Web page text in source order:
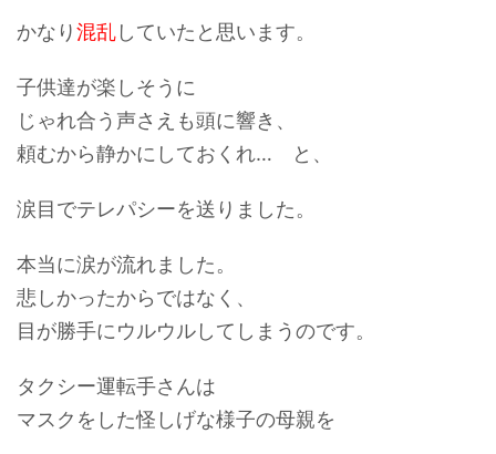
かなり混乱していたと思います。
子供達が楽しそうに
じゃれ合う声さえも頭に響き、
頼むから静かにしておくれ… と、
涙目でテレパシーを送りました。
本当に涙が流れました。
悲しかったからではなく、
目が勝手にウルウルしてしまうのです。
タクシー運転手さんは
マスクをした怪しげな様子の母親を